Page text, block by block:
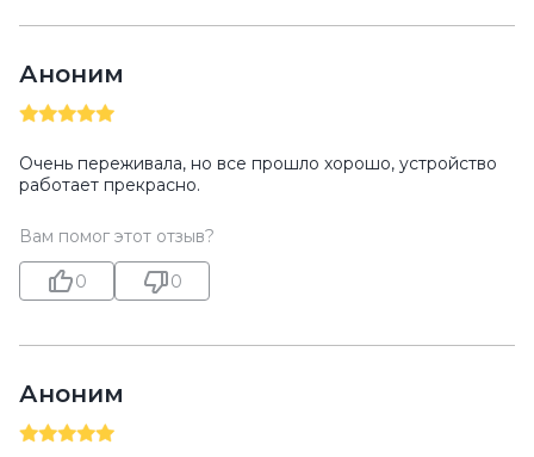
Аноним
Очень переживала, но все прошло хорошо, устройство
работает прекрасно.
Вам помог этот отзыв?
0 0
Аноним